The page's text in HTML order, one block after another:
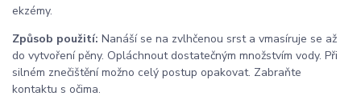
ekzémy.
Způsob použití: Nanáší se na zvlhčenou srst a vmasíruje se až
do vytvoření pěny. Opláchnout dostatečným množstvím vody. Při
silném znečištění možno celý postup opakovat. Zabraňte
kontaktu s očima.